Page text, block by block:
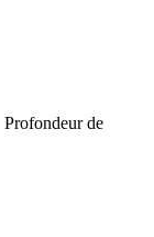
Profondeur de